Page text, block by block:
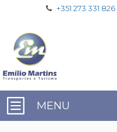
+351 273 331 826
MENU